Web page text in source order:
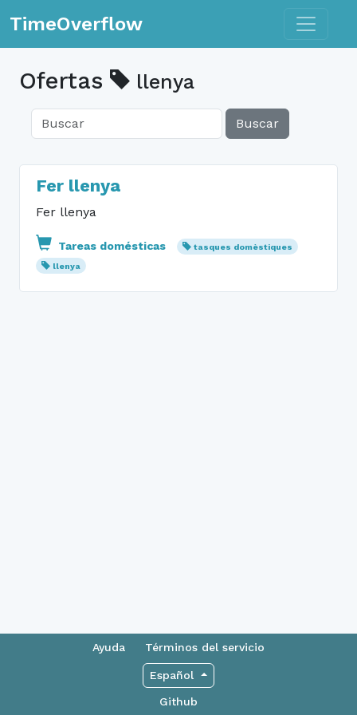
TimeOverflow Toggle
Ofertas llenya
Buscar
Fer llenya
Fer llenya
Tareas domésticas
tasques domèstiques
llenya
Ayuda Términos del servicio
Español
Github